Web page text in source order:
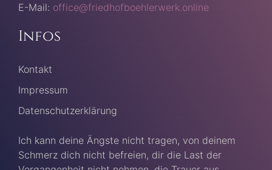
E-Mail: office@friedhofboehlerwerk.online
Infos
Kontakt
Impressum
Datenschutzerklärung
Ich kann deine Ängste nicht tragen, von deinem
Schmerz dich nicht befreien, dir die Last der